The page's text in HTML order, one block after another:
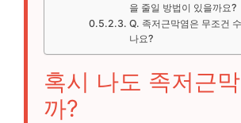
을 줄일 방법이 있을까요?
Q. 족저근막염은 무조건
나요?
혹시 나도 족저근
까?